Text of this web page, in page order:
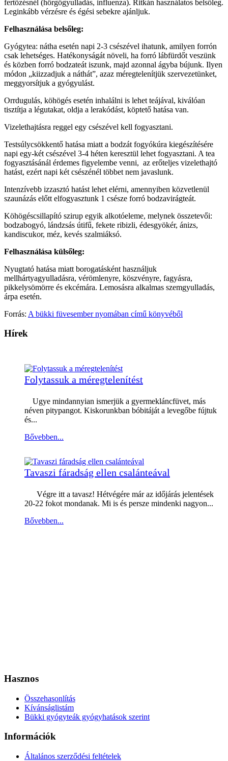
fertőzésnél (hörgőgyulladás, influenza). Ritkán használatos belsőleg.
Leginkább vérzésre és égési sebekre ajánljuk.
Felhasználása belsőleg:
Gyógytea: nátha esetén napi 2-3 csészével ihatunk, amilyen forrón
csak lehetséges. Hatékonyságát növeli, ha forró lábfürdőt veszünk
és közben forró bodzateát iszunk, majd azonnal ágyba bújunk. Ilyen
módon „kiizzadjuk a náthát”, azaz méregtelenítjük szervezetünket,
meggyorsítjuk a gyógyulást.
Orrdugulás, köhögés esetén inhalálni is lehet teájával, kiválóan
tisztítja a légutakat, oldja a lerakódást, köptető hatása van.
Vizelethajtásra reggel egy csészével kell fogyasztani.
Testsúlycsökkentő hatása miatt a bodzát fogyókúra kiegészítésére
napi egy-két csészével 3-4 héten keresztül lehet fogyasztani. A tea
fogyasztásánál érdemes figyelembe venni, az erőteljes vizelethajtó
hatást, ezért napi két csészénél többet nem javaslunk.
Intenzívebb izzasztó hatást lehet elérni, amennyiben közvetlenül
szaunázás előtt elfogyasztunk 1 csésze forró bodzavirágteát.
Köhögéscsillapító szirup egyik alkotóeleme, melynek összetevői:
bodzabogyó, lándzsás útifű, fekete ribizli, édesgyökér, ánizs,
kandiscukor, méz, kevés szalmiáksó.
Felhasználása külsőleg:
Nyugtató hatása miatt borogatásként használjuk
mellhártyagyulladásra, vérömlenyre, köszvényre, fagyásra,
pikkelysömörre és ekcémára. Lemosásra alkalmas szemgyulladás,
árpa esetén.
Forrás: A bükki füvesember nyomában című könyvéből
Hírek
Folytassuk a méregtelenítést
Ugye mindannyian ismerjük a gyermekláncfüvet, más
néven pitypangot. Kiskorunkban bóbitáját a levegőbe fújtuk
és...
Bővebben...
Tavaszi fáradság ellen csalánteával
Végre itt a tavasz! Hétvégére már az időjárás jelentések
20-22 fokot mondanak. Mi is és persze mindenki nagyon...
Bővebben...
Hasznos
Összehasonlítás
Kívánságlistám
Bükki gyógyteák gyógyhatások szerint
Információk
Általános szerződési feltételek